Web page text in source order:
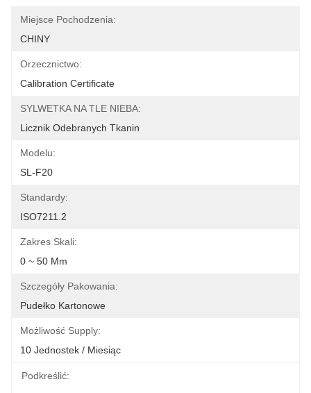
Miejsce Pochodzenia:
CHINY
Orzecznictwo:
Calibration Certificate
SYLWETKA NA TLE NIEBA:
Licznik Odebranych Tkanin
Modelu:
SL-F20
Standardy:
ISO7211.2
Zakres Skali:
0 ~ 50 Mm
Szczegóły Pakowania:
Pudełko Kartonowe
Możliwość Supply:
10 Jednostek / Miesiąc
Podkreślić: